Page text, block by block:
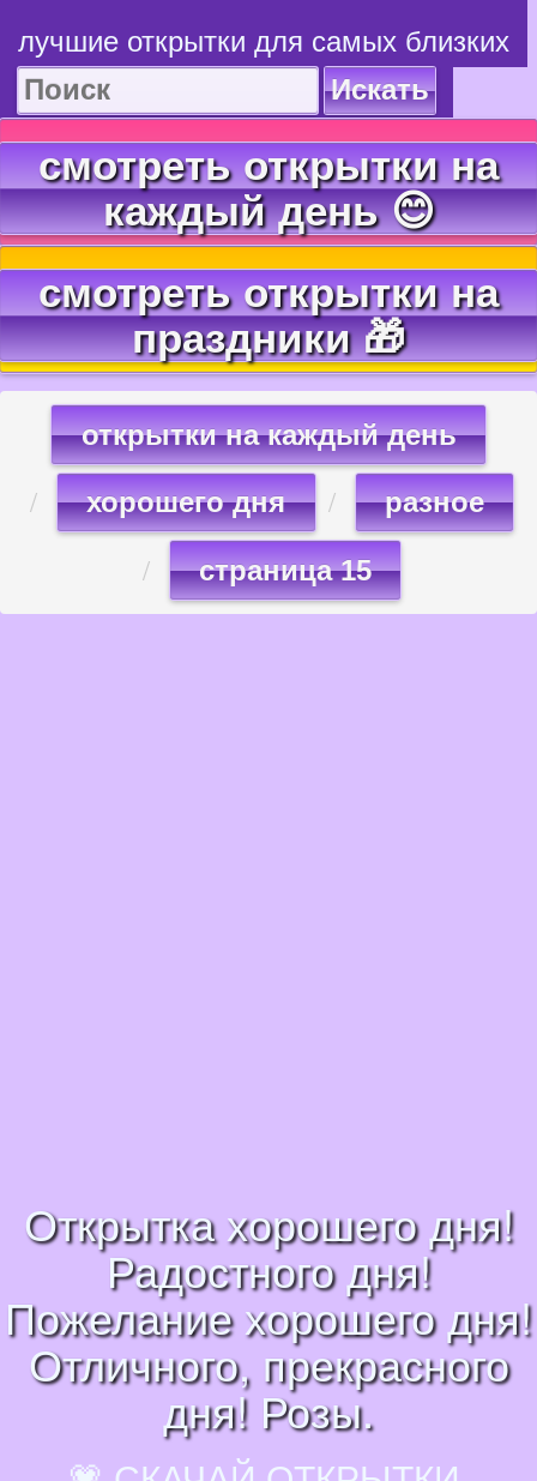
лучшие открытки для самых близких
Искать
смотреть открытки на
каждый день 😊
смотреть открытки на
праздники 🎁
открытки на каждый день
хорошего дня разное
страница 15
Открытка хорошего дня!
Радостного дня!
Пожелание хорошего дня!
Отличного, прекрасного
дня! Розы.